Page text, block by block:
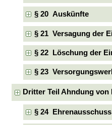
§ 20 Auskünfte
§ 21 Versagung der
§ 22 Löschung der
§ 23
Dritter Teil Ahndung
§ 24 Ehrenausschuss